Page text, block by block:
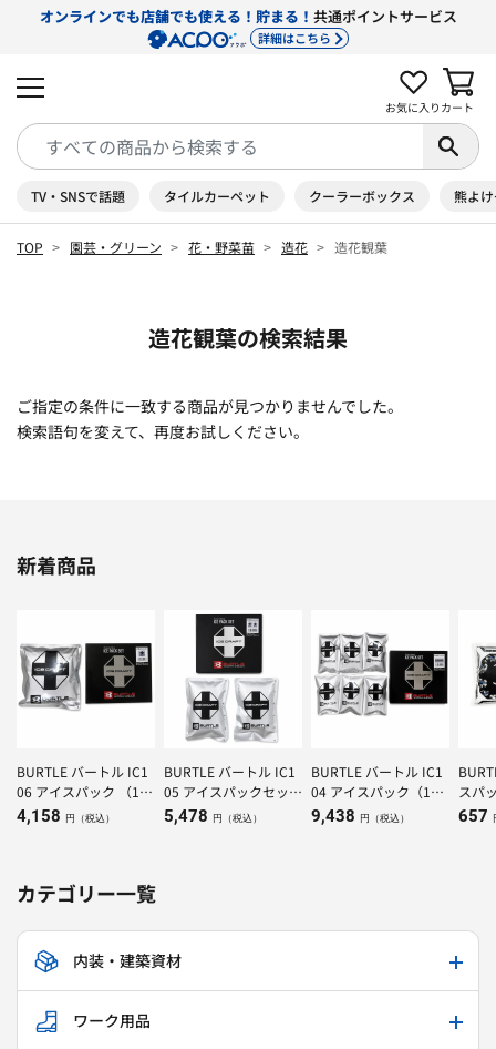
オンラインでも店舗でも使える！貯まる！ 共通ポイントサービス
詳細はこちら
お気に入り カート
TV・SNSで話題 タイルカーペット クーラーボックス 熊よ
TOP 園芸・グリーン 花・野菜苗 造花 造花観葉
造花観葉の検索結果
ご指定の条件に一致する商品が見つかりませんでした。
検索語句を変えて、再度お試しください。
新着商品
BURTLE バートル IC1
06 アイスパック （1K
g）×1個
4,158 円（税込）
BURTLE バートル IC1
05 アイスパックセット
（500g）×２個
5,478 円（税込）
BURTLE バートル IC1
04 アイスパック（150
g）×6個
9,438 円（税込）
スパ
657
カテゴリー一覧
内装・建築資材
ワーク用品